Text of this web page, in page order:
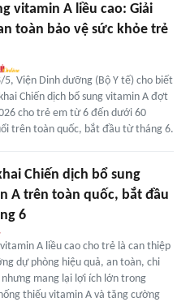
vitamin A liều cao: Giải
toàn bảo vệ sức khỏe trẻ
5, Viện Dinh dưỡng (Bộ Y tế) cho biết
Chiến dịch bổ sung vitamin A đợt
cho trẻ em từ 6 đến dưới 60
trên toàn quốc, bắt đầu từ tháng 6.
Chiến dịch bổ sung
A trên toàn quốc, bắt đầu
6
A liều cao cho trẻ là can thiệp
dự phòng hiệu quả, an toàn, chi
mang lại lợi ích lớn trong
thiếu vitamin A và tăng cường